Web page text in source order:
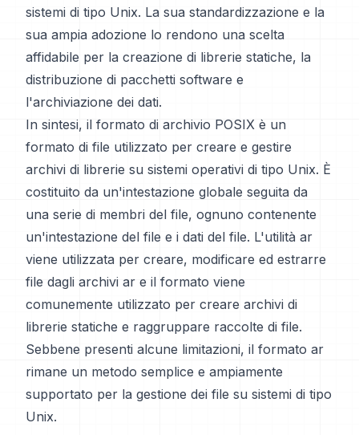
sistemi di tipo Unix. La sua standardizzazione e la
sua ampia adozione lo rendono una scelta
affidabile per la creazione di librerie statiche, la
distribuzione di pacchetti software e
l'archiviazione dei dati.
In sintesi, il formato di archivio POSIX è un
formato di file utilizzato per creare e gestire
archivi di librerie su sistemi operativi di tipo Unix. È
costituito da un'intestazione globale seguita da
una serie di membri del file, ognuno contenente
un'intestazione del file e i dati del file. L'utilità ar
viene utilizzata per creare, modificare ed estrarre
file dagli archivi ar e il formato viene
comunemente utilizzato per creare archivi di
librerie statiche e raggruppare raccolte di file.
Sebbene presenti alcune limitazioni, il formato ar
rimane un metodo semplice e ampiamente
supportato per la gestione dei file su sistemi di tipo
Unix.